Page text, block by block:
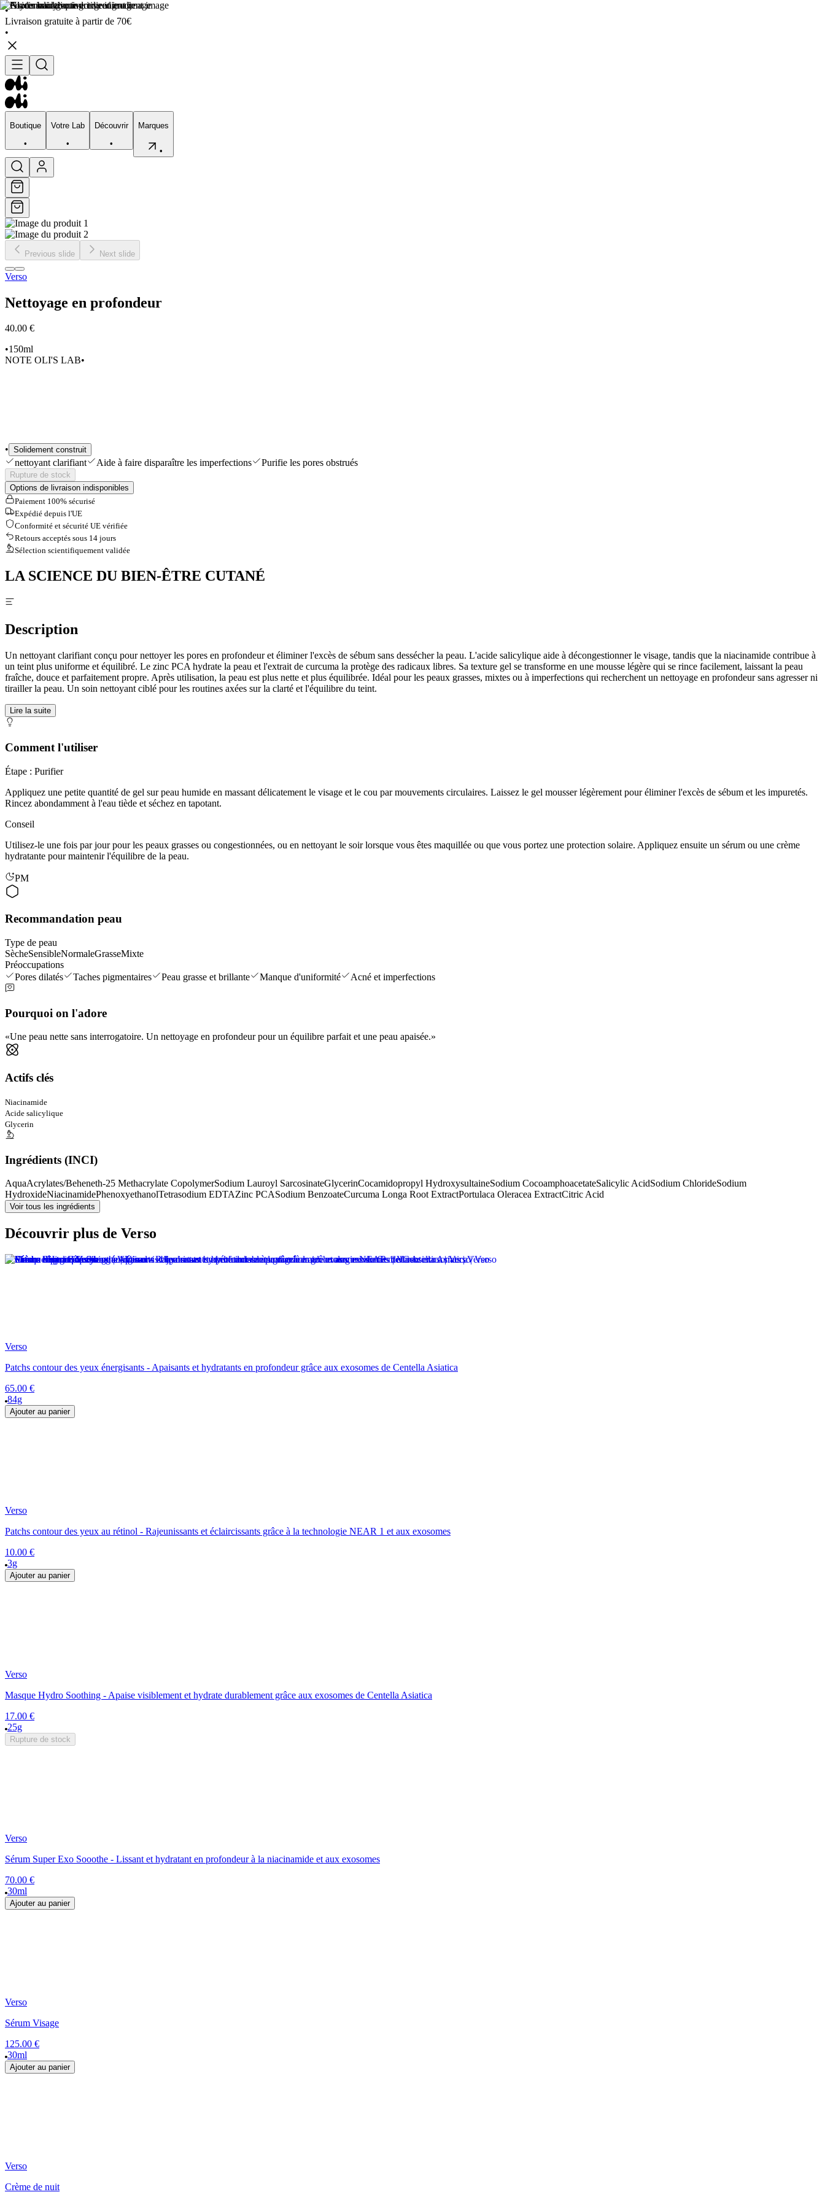
•
Livraison gratuite à partir de 70€
•
Boutique
•
Votre Lab
•
Découvrir
•
Marques
•
Boutique
•
Votre Lab
Visage
Previous slide Next slide
Verso
Nettoyage en profondeur
40.00 €
•150ml
NOTE OLI'S LAB•
• Solidement construit
nettoyant clarifiant Aide à faire disparaître les imperfections Purifie les pores obstrués
Rupture de stock
Options de livraison indisponibles
Paiement 100% sécurisé
Expédié depuis l'UE
Conformité et sécurité UE vérifiée
Retours acceptés sous 14 jours
Sélection scientifiquement validée
LA SCIENCE DU BIEN-ÊTRE CUTANÉ
Description
Un nettoyant clarifiant conçu pour nettoyer les pores en profondeur et éliminer l'excès de sébum sans dessécher la peau. L'acide salicylique aide à décongestionner le visage, tandis que la niacinamide contribue à
un teint plus uniforme et équilibré. Le zinc PCA hydrate la peau et l'extrait de curcuma la protège des radicaux libres. Sa texture gel se transforme en une mousse légère qui se rince facilement, laissant la peau
fraîche, douce et parfaitement propre. Après utilisation, la peau est plus nette et plus équilibrée. Idéal pour les peaux grasses, mixtes ou à imperfections qui recherchent un nettoyage en profondeur sans agresser ni
tirailler la peau. Un soin nettoyant ciblé pour les routines axées sur la clarté et l'équilibre du teint.
Lire la suite
Comment l'utiliser
Étape : Purifier
Appliquez une petite quantité de gel sur peau humide en massant délicatement le visage et le cou par mouvements circulaires. Laissez le gel mousser légèrement pour éliminer l'excès de sébum et les impuretés.
Rincez abondamment à l'eau tiède et séchez en tapotant.
Conseil
Utilisez-le une fois par jour pour les peaux grasses ou congestionnées, ou en nettoyant le soir lorsque vous êtes maquillée ou que vous portez une protection solaire. Appliquez ensuite un sérum ou une crème
hydratante pour maintenir l'équilibre de la peau.
PM
Recommandation peau
Type de peau
SècheSensibleNormaleGrasseMixte
Préoccupations
Pores dilatés
Taches pigmentaires Peau grasse et brillante Manque d'uniformité Acné et imperfections
Pourquoi on l'adore
Une peau nette sans interrogatoire. Un nettoyage en profondeur pour un équilibre parfait et une peau apaisée.
Actifs clés
Niacinamide
Acide salicylique
Glycerin
Ingrédients (INCI)
AquaAcrylates/Beheneth-25 Methacrylate CopolymerSodium Lauroyl SarcosinateGlycerinCocamidopropyl HydroxysultaineSodium CocoamphoacetateSalicylic AcidSodium ChlorideSodium
HydroxideNiacinamidePhenoxyethanolTetrasodium EDTAZinc PCASodium BenzoateCurcuma Longa Root ExtractPortulaca Oleracea ExtractCitric Acid
Voir tous les ingrédients
Découvrir plus de Verso
Verso
Patchs contour des yeux énergisants - Apaisants et hydratants en profondeur grâce aux exosomes de Centella Asiatica
65.00 €
84g
Ajouter au panier
Verso
Patchs contour des yeux au rétinol - Rajeunissants et éclaircissants grâce à la technologie NEAR 1 et aux exosomes
10.00 €
3g
Ajouter au panier
Verso
Masque Hydro Soothing - Apaise visiblement et hydrate durablement grâce aux exosomes de Centella Asiatica
17.00 €
25g
Rupture de stock
Verso
Sérum Super Exo Sooothe - Lissant et hydratant en profondeur à la niacinamide et aux exosomes
70.00 €
30ml
Ajouter au panier
Verso
Sérum Visage
125.00 €
30ml
Ajouter au panier
Verso
Crème de nuit